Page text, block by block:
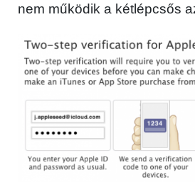
nem működik a kétlépcsős